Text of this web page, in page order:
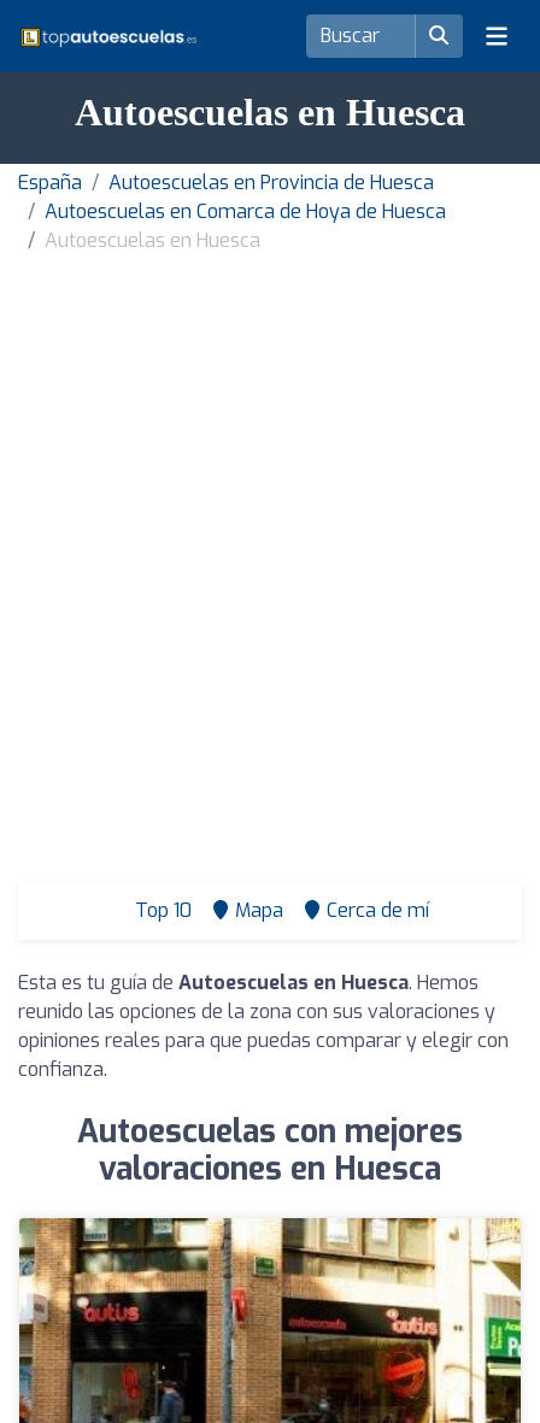
Autoescuelas en Huesca
España
Autoescuelas en Provincia de Huesca
Autoescuelas en Comarca de Hoya de Huesca
Autoescuelas en Huesca
Top 10 Mapa Cerca de mí
Esta es tu guía de Autoescuelas en Huesca. Hemos
reunido las opciones de la zona con sus valoraciones y
opiniones reales para que puedas comparar y elegir con
confianza.
Autoescuelas con mejores
valoraciones en Huesca